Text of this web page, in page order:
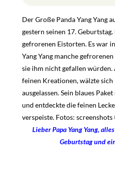
Der Große Panda Yang Yang
gestern seinen 17.
gefrorenen Eistorten. Es war
Yang Yang manche
sie ihm nicht gefallen würden.
feinen Kreationen, wälzte
ausgelassen. Sein blaues
und entdeckte die feinen
verspeiste. Fotos:
Lieber Papa Yang Yang,
Geburtstag und